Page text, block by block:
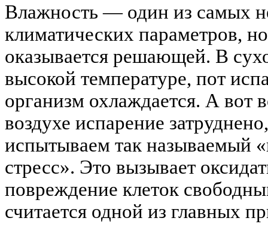
Влажность — один из самых
климатических параметров,
оказывается решающей. В
высокой температуре, пот
организм охлаждается. А вот
воздухе испарение
испытываем так называемый
стресс». Это вызывает
повреждение клеток
считается одной из главных